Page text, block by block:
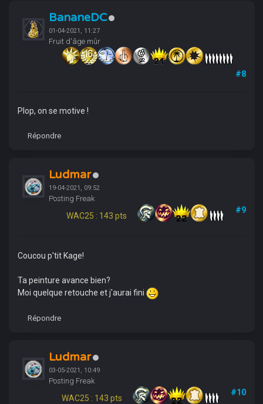
BananeDC
01-04-2021, 11:27
Fruit d'âge mûr
#8
Plop, on se motive !
Répondre
Ludmar
19-04-2021, 09:52
Posting Freak
WAC25 : 143 pts
#9
Coucou p'tit Kage!
Ta peinture avance bien?
Moi quelque retouche et j'aurai fini
Répondre
Ludmar
03-05-2021, 10:49
Posting Freak
WAC25 : 143 pts
#10